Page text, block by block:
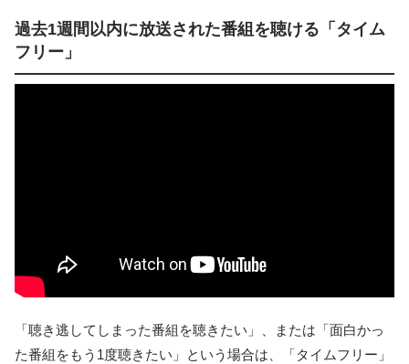
過去1週間以内に放送された番組を聴ける「タイム
フリー」
「聴き逃してしまった番組を聴きたい」、または「面白かっ
た番組をもう1度聴きたい」という場合は、「タイムフリー」